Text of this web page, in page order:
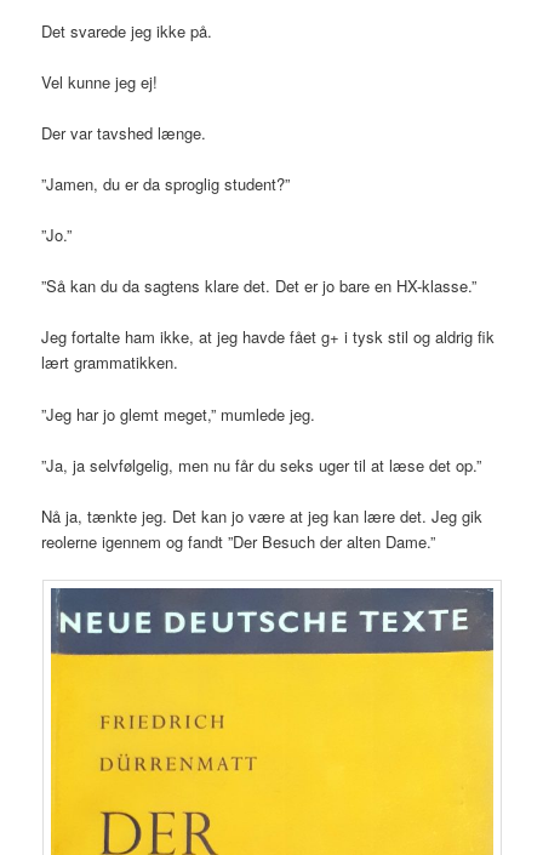
Det svarede jeg ikke på.
Vel kunne jeg ej!
Der var tavshed længe.
”Jamen, du er da sproglig student?”
”Jo.”
”Så kan du da sagtens klare det. Det er jo bare en HX-klasse.”
Jeg fortalte ham ikke, at jeg havde fået g+ i tysk stil og aldrig fik
lært grammatikken.
”Jeg har jo glemt meget,” mumlede jeg.
”Ja, ja selvfølgelig, men nu får du seks uger til at læse det op.”
Nå ja, tænkte jeg. Det kan jo være at jeg kan lære det. Jeg gik
reolerne igennem og fandt ”Der Besuch der alten Dame.”